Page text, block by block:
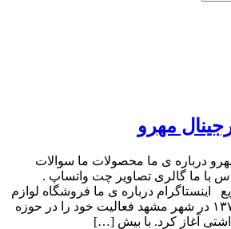
مهرو
درباره ی ما محصولات ما سوالات
با ما گالری تصاویر چت واتساپ .
درباره ی ما فروشگاه لوازم
آرایشی مهرو از سال ۱۳۷۹ در شهر مشهد فعالیت خود را در حوزه
آغاز کرد. با بیش […]